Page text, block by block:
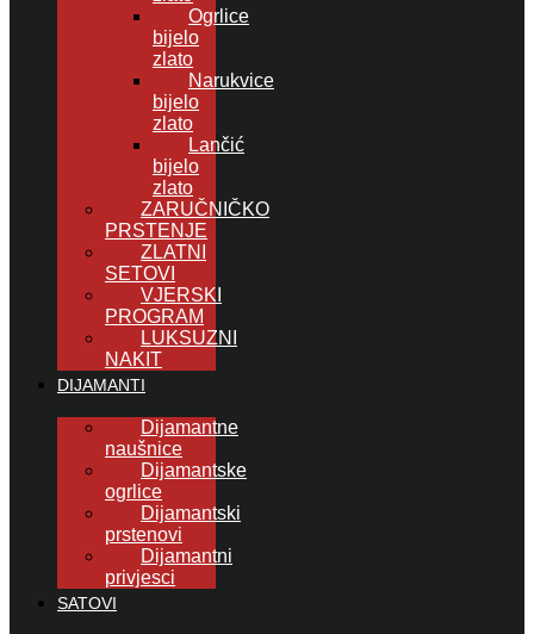
Ogrlice
bijelo
zlato
Narukvice
bijelo
zlato
Lančić
bijelo
zlato
ZARUČNIČKO
PRSTENJE
ZLATNI
SETOVI
VJERSKI
PROGRAM
LUKSUZNI
NAKIT
DIJAMANTI
Dijamantne
naušnice
Dijamantske
ogrlice
Dijamantski
prstenovi
Dijamantni
privjesci
SATOVI